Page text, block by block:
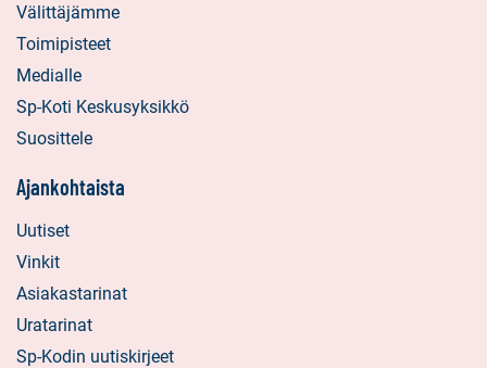
Välittäjämme
Toimipisteet
Medialle
Sp-Koti Keskusyksikkö
Suosittele
Ajankohtaista
Uutiset
Vinkit
Asiakastarinat
Uratarinat
Sp-Kodin uutiskirjeet